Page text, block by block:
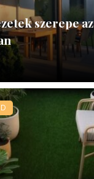
szerepe